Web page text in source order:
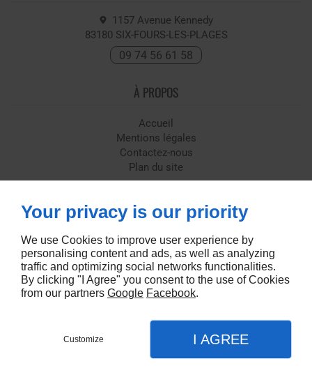
1157 Avenue Kennedy
83180 SIX-FOURS-LES-PLAGES
09 74 56 61 58
À PROPOS
Accueil
Mentions légales
Contactez-nous
Plan du site
SUIVEZ-NOUS
RÉSERVER
Your privacy is our priority
We use Cookies to improve user experience by
personalising content and ads, as well as analyzing
traffic and optimizing social networks functionalities.
By clicking "I Agree" you consent to the use of Cookies
from our partners Google Facebook.
Customize I AGREE